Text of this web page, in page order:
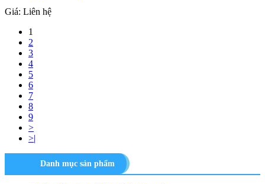
Giá: Liên hệ
1
2
3
4
5
6
7
8
9
>
>|
Danh mục sản phẩm